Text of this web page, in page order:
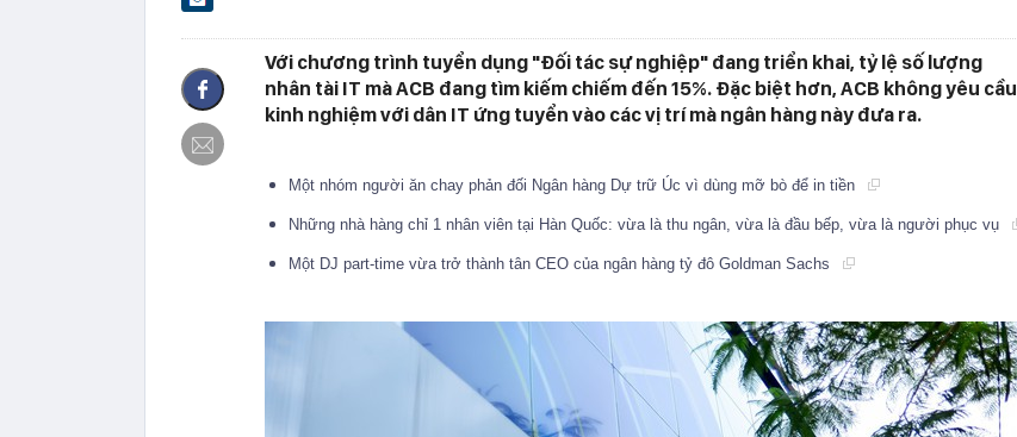
Với chương trình tuyển dụng "Đối tác sự nghiệp" đang triển khai, tỷ lệ số lượng
nhân tài IT mà ACB đang tìm kiếm chiếm đến 15%. Đặc biệt hơn, ACB không yêu cầu
kinh nghiệm với dân IT ứng tuyển vào các vị trí mà ngân hàng này đưa ra.
Một nhóm người ăn chay phản đối Ngân hàng Dự trữ Úc vì dùng mỡ bò để in tiền
Những nhà hàng chỉ 1 nhân viên tại Hàn Quốc: vừa là thu ngân, vừa là đầu bếp, vừa là người phục vụ
Một DJ part-time vừa trở thành tân CEO của ngân hàng tỷ đô Goldman Sachs